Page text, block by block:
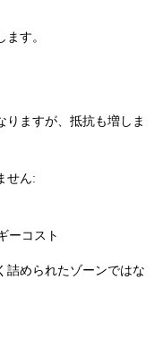
す。
りますが、抵抗も増しま
せん:
ーコスト
詰められたゾーンではな